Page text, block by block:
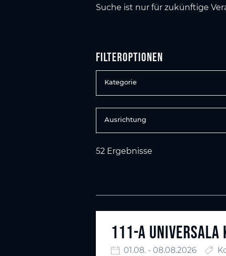
Suche ist nur für zukünftige
Filteroptionen
Kategorie
Ausrichtung
52 Ergebnisse
111-A UNIVERSALA
01.08. - 08.08.2026